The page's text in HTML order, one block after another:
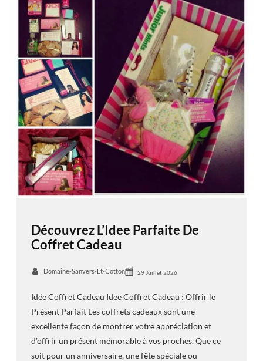
Découvrez L’Idee Parfaite De
Coffret Cadeau
Domaine-Sanvers-Et-Cotton 29 Juillet 2026
Idée Coffret Cadeau Idee Coffret Cadeau : Offrir le
Présent Parfait Les coffrets cadeaux sont une
excellente façon de montrer votre appréciation et
d’offrir un présent mémorable à vos proches. Que ce
soit pour un anniversaire, une fête spéciale ou